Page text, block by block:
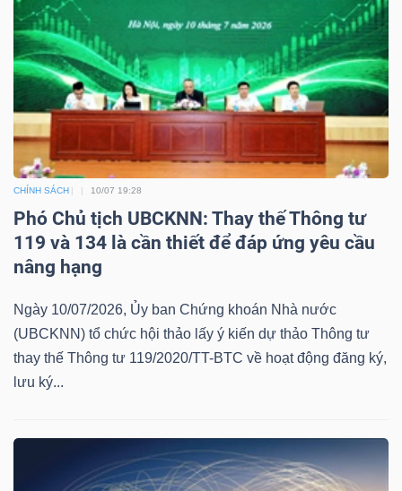
CHÍNH SÁCH 10/07 19:28
Phó Chủ tịch UBCKNN: Thay thế Thông tư
119 và 134 là cần thiết để đáp ứng yêu cầu
nâng hạng
Ngày 10/07/2026, Ủy ban Chứng khoán Nhà nước
(UBCKNN) tổ chức hội thảo lấy ý kiến dự thảo Thông tư
thay thế Thông tư 119/2020/TT-BTC về hoạt động đăng ký,
lưu ký...